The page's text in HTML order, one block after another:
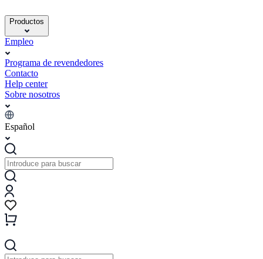
Productos
Empleo
Programa de revendedores
Contacto
Help center
Sobre nosotros
Español